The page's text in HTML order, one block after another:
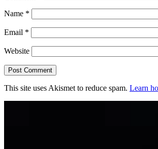
Name *
Email *
Website
This site uses Akismet to reduce spam. Learn